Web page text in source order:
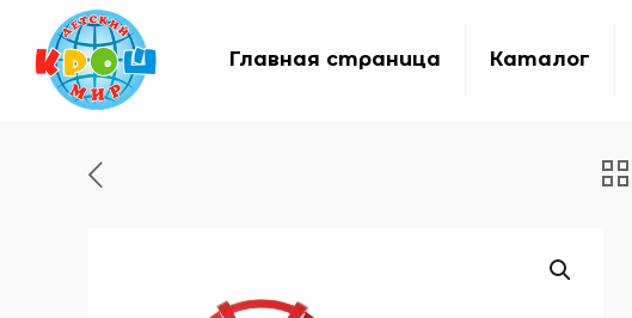
Главная страница Каталог